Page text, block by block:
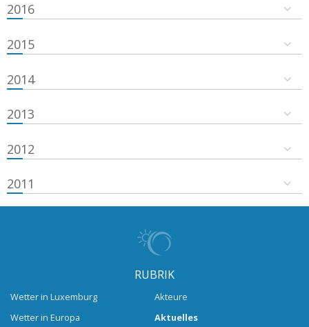
2016
2015
2014
2013
2012
2011
RUBRIK
Wetter in Luxemburg
Wetter in Europa
Akteure
Aktuelles